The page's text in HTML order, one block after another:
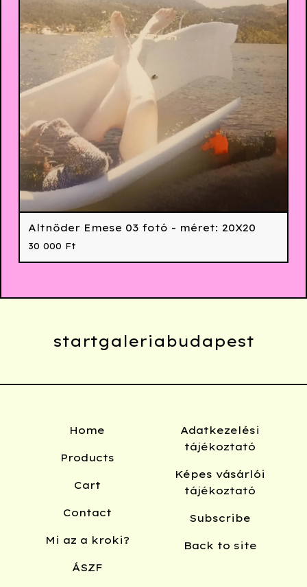
Altnőder Emese 03 fotó - méret: 20X20
30 000 Ft
startgaleriabudapest
Home
Products
Cart
Contact
Mi az a kroki?
ÁSZF
Adatkezelési
tájékoztató
Képes vásárlói
tájékoztató
Subscribe
Back to site